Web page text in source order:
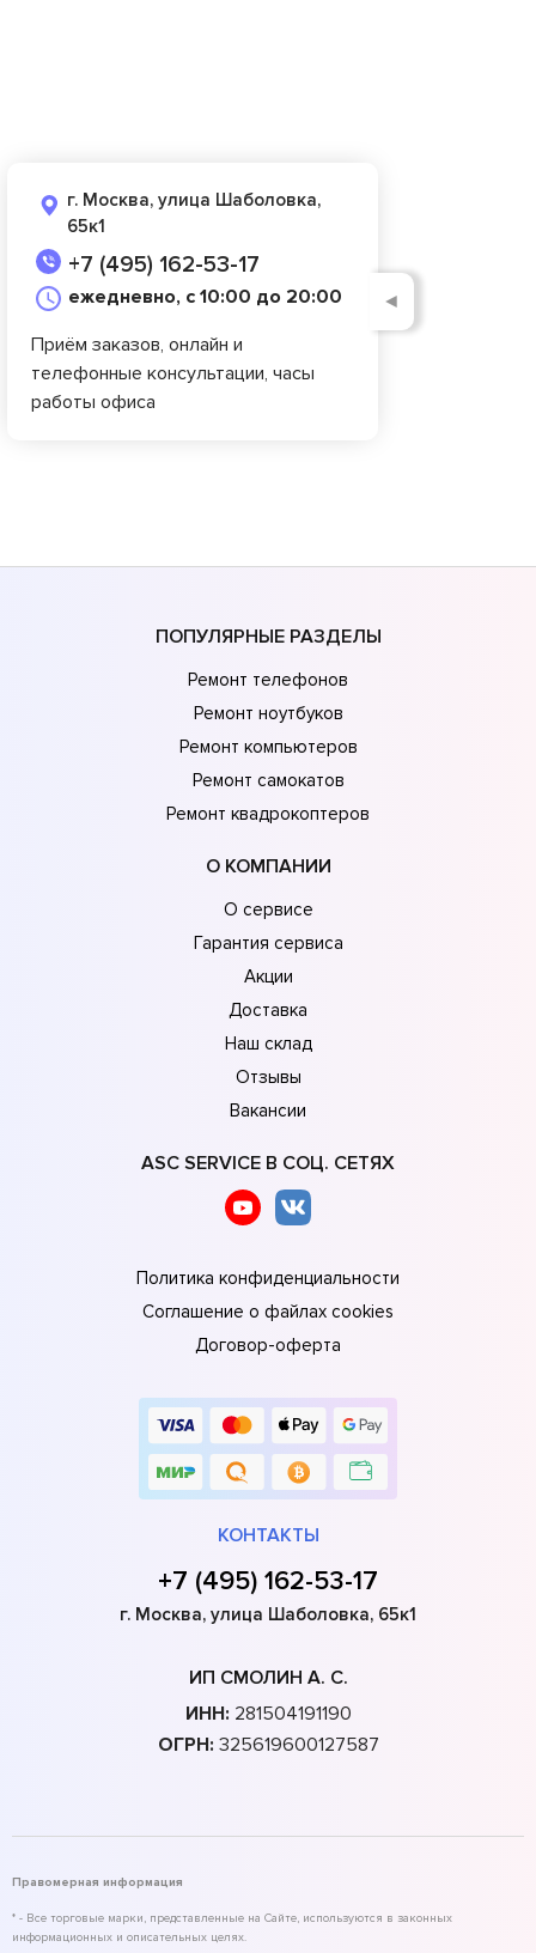
г. Москва, улица Шаболовка,
65к1
+7 (495) 162-53-17
ежедневно, с 10:00 до 20:00
Приём заказов, онлайн и
телефонные консультации, часы
работы офиса
◄
ПОПУЛЯРНЫЕ РАЗДЕЛЫ
Ремонт телефонов
Ремонт ноутбуков
Ремонт компьютеров
Ремонт самокатов
Ремонт квадрокоптеров
О КОМПАНИИ
О сервисе
Гарантия сервиса
Акции
Доставка
Наш склад
Отзывы
Вакансии
ASC SERVICE В СОЦ. СЕТЯХ
Политика конфиденциальности
Соглашение о файлах cookies
Договор-оферта
КОНТАКТЫ
+7 (495) 162-53-17
г. Москва, улица Шаболовка, 65к1
ИП СМОЛИН А. С.
ИНН: 281504191190
ОГРН: 325619600127587
Правомерная информация
* - Все торговые марки, представленные на Сайте, используются в законных
информационных и описательных целях.